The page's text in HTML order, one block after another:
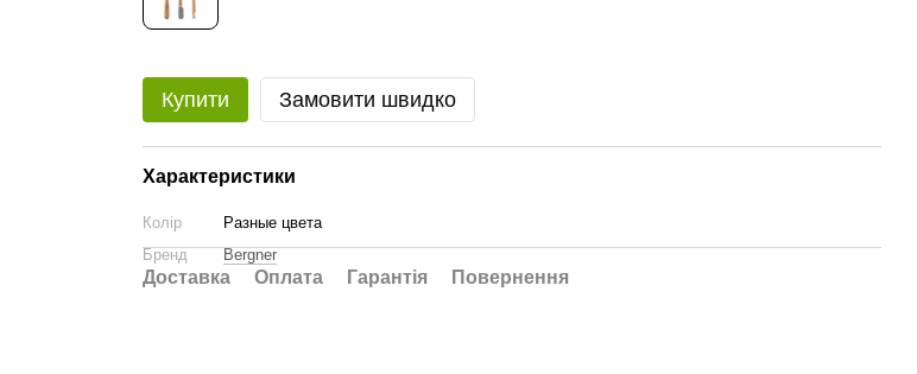
Купити Замовити швидко
Характеристики
Колір
Разные цвета
Бренд
Bergner
Доставка Оплата Гарантія Повернення